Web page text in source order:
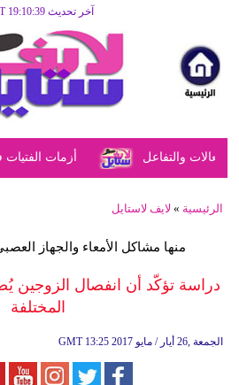
آخر تحديث GMT 19:10:39
أزمات الفتيات والتفاعل
الرئيسية » لايف لاستايل
منها مشاكل الأمعاء والجهاز
دراسة تؤكّد أن انفصال الزوجين
المختلفة
GMT 13:25 2017 الجمعة ,26 أيار / مايو